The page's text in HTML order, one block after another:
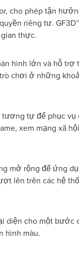
cho phép tận
riêng tư.
thực.
hình lớn và hỗ trợ
chơi ở những
tự để phục
xem mạng xã
mở rộng để ứng
lên trên các hệ
diện cho một
hình màu.